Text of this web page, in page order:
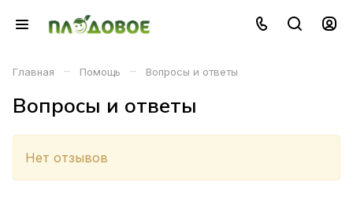
Главная – Помощь – Вопросы и ответы
Вопросы и ответы
Нет отзывов